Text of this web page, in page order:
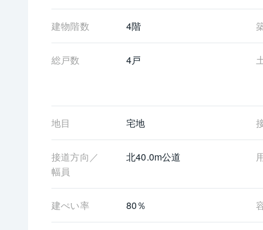
建物階数 4階
総戸数 4戸
地目 宅地
接道方向／
幅員
北40.0m公道
建ぺい率 80％